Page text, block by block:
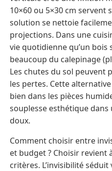
10×60 ou 5×30 cm servent
solution se nettoie
projections. Dans une
vie quotidienne qu’un bois
beaucoup du calepinage
Les chutes du sol peuvent
les pertes. Cette
bien dans les pièces
souplesse esthétique dans
doux.
Comment choisir entre
et budget ? Choisir
critères. L’invisibilité